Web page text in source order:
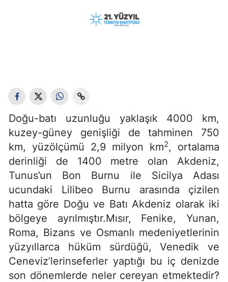
Doğu-batı uzunluğu yaklaşık 4000 km,
kuzey-güney genişliği de tahminen 750
km, yüzölçümü 2,9 milyon km2, ortalama
derinliği de 1400 metre olan Akdeniz,
Tunus’un Bon Burnu ile Sicilya Adası
ucundaki Lilibeo Burnu arasında çizilen
hatta göre Doğu ve Batı Akdeniz olarak iki
bölgeye ayrılmıştır.Mısır, Fenike, Yunan,
Roma, Bizans ve Osmanlı medeniyetlerinin
yüzyıllarca hüküm sürdüğü, Venedik ve
Ceneviz’lerinseferler yaptığı bu iç denizde
son dönemlerde neler cereyan etmektedir?